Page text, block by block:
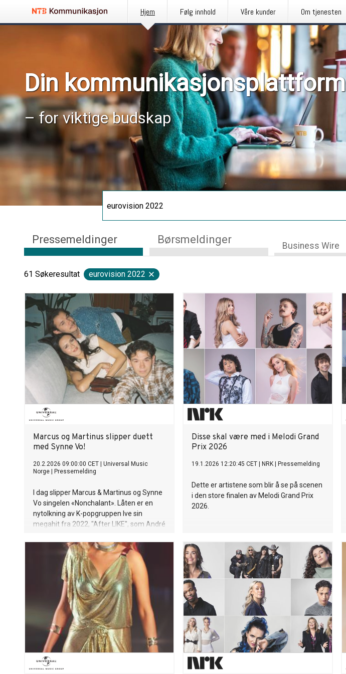
Hjem Følg innhold Våre kunder Om tjenesten
Din kommunikasjonsplattform
– for viktige budskap
Pressemeldinger Børsmeldinger Business Wire
61 Søkeresultat eurovision 2022
Marcus og Martinus slipper duett
med Synne Vo!
20.2.2026 09:00:00 CET
Universal Music
Norge
Pressemelding
I dag slipper Marcus & Martinus og Synne
Vo singelen «Nonchalant». Låten er en
nytolkning av K-popgruppen Ive sin
megahit fra 2022, "After LIKE", som André
morgendagens duettepisode av Hver
gang vi møtes får publikum se
stjernelaget gi låten en helt egen vri på
morsmålet: «Nonchalant er jo egentlig en
mega hit i K-pop bransjen som André har
vært med å skrevet og produsert! Vi
tenkte med en gang at Norge selvfølgelig
også må få høre den bangeren, men
kanskje på norsk i stedet! Denne synes vi
passer perfekt til både oss og Synne!»
sier Marcus & Martinus. Hør låten HER!
"Nonchalant" er ute nå på alle
strømmetjenester. Mer om Hver gang vi
Disse skal være med i Melodi Grand
Prix 2026
19.1.2026 12:20:45 CET NRK Pressemelding
Dette er artistene som blir å se på scenen
i den store finalen av Melodi Grand Prix
2026.